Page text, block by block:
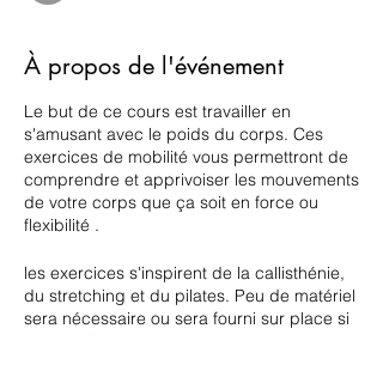
À propos de l'événement
Le but de ce cours est travailler en
s'amusant avec le poids du corps. Ces
exercices de mobilité vous permettront de
comprendre et apprivoiser les mouvements
de votre corps que ça soit en force ou
flexibilité .
les exercices s'inspirent de la callisthénie,
du stretching et du pilates. Peu de matériel
sera nécessaire ou sera fourni sur place si